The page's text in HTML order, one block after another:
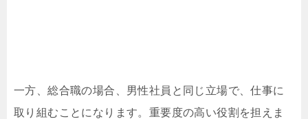
一方、総合職の場合、男性社員と同じ立場で、仕事に
取り組むことになります。重要度の高い役割を担えま